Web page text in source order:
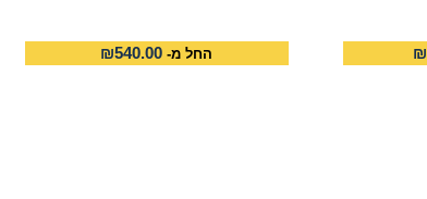
₪ החל מ- ₪540.00